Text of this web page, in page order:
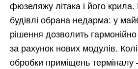
фюзеляжу літака і його
будівлі обрана недарма: у
рішення дозволить
за рахунок нових модулів.
обробки приміщень терміналу